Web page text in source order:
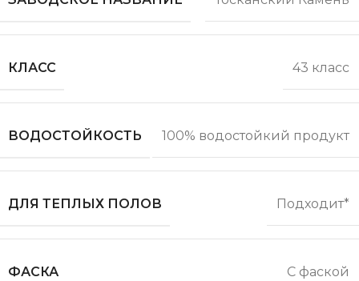
КЛАСС 43 класс
ВОДОСТОЙКОСТЬ 100% водостойкий продукт
ДЛЯ ТЕПЛЫХ ПОЛОВ Подходит*
ФАСКА С фаской